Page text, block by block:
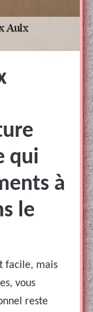
qui
à
le
facile, mais
vous
reste